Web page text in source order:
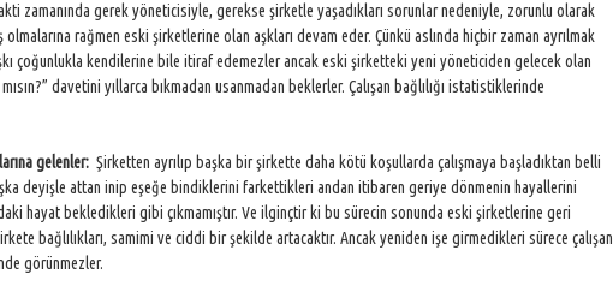
zamanında gerek yöneticisiyle, gerekse şirketle yaşadıkları sorunlar nedeniyle, zorunlu olarak
olmalarına rağmen eski şirketlerine olan aşkları devam eder. Çünkü aslında hiçbir zaman ayrılmak
çoğunlukla kendilerine bile itiraf edemezler ancak eski şirketteki yeni yöneticiden gelecek olan
davetini yıllarca bıkmadan usanmadan beklerler. Çalışan bağlılığı istatistiklerinde
gelenler:Şirketten ayrılıp başka bir şirkette daha kötü koşullarda çalışmaya başladıktan belli
deyişle attan inip eşeğe bindiklerini farkettikleri andan itibaren geriye dönmenin hayallerini
hayat bekledikleri gibi çıkmamıştır. Ve ilginçtir ki bu sürecin sonunda eski şirketlerine geri
bağlılıkları, samimi ve ciddi bir şekilde artacaktır. Ancak yeniden işe girmedikleri sürece çalışan
görünmezler.